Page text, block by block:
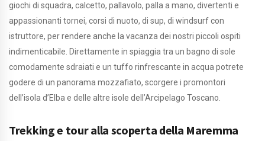
giochi di squadra, calcetto, pallavolo, palla a mano, divertenti e
appassionanti tornei, corsi di nuoto, di sup, di windsurf con
istruttore, per rendere anche la vacanza dei nostri piccoli ospiti
indimenticabile. Direttamente in spiaggia tra un bagno di sole
comodamente sdraiati e un tuffo rinfrescante in acqua potrete
godere di un panorama mozzafiato, scorgere i promontori
dell’isola d’Elba e delle altre isole dell’Arcipelago Toscano.
Trekking e tour alla scoperta della Maremma